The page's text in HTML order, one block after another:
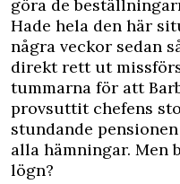
göra de
Hade hela den här
några veckor sedan
direkt rett ut
tummarna för att
provsuttit chefens
stundande
alla hämningar. Men
lögn?